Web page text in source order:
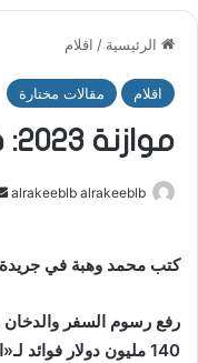
الرئيسية / اقلام
اقلام مقالات مختارة
موازنة 2023: ضرائب على كل شيء
alrakeeblb alrakeeblb
كتب محمد وهبة في جريدة
رفع رسوم السفر والدخان
140 مليون دولار فوائد لـ«المركزي» والمصارف